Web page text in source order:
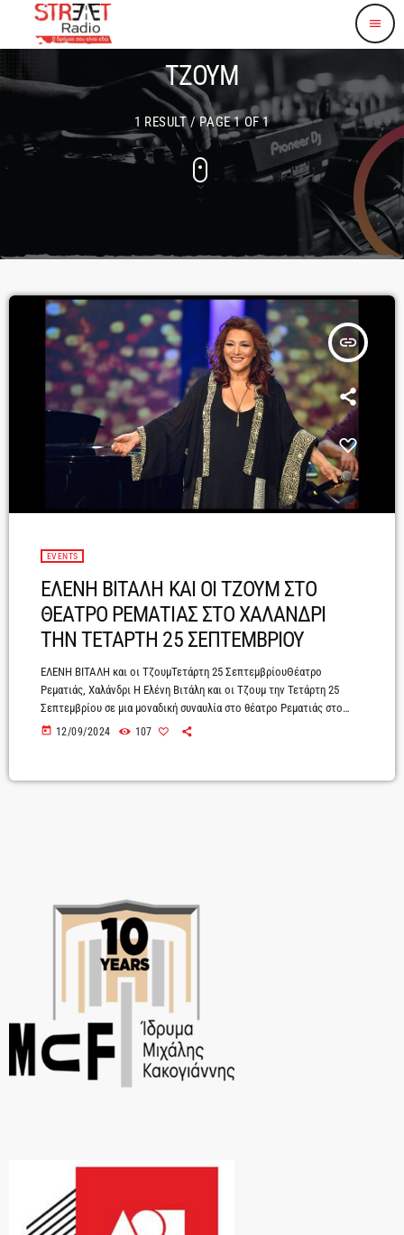
menu
ΤΖΟΥΜ
1 RESULT / PAGE 1 OF 1
insert_link
EVENTS
ΕΛΕΝΗ ΒΙΤΑΛΗ ΚΑΙ ΟΙ ΤΖΟΥΜ ΣΤΟ
ΘΕΑΤΡΟ ΡΕΜΑΤΙΑΣ ΣΤΟ ΧΑΛΑΝΔΡΙ
ΤΗΝ ΤΕΤΑΡΤΗ 25 ΣΕΠΤΕΜΒΡΙΟΥ
ΕΛΕΝΗ ΒΙΤΑΛΗ και οι ΤζουμΤετάρτη 25 ΣεπτεμβρίουΘέατρο
Ρεματιάς, Χαλάνδρι Η Ελένη Βιτάλη και οι Τζουμ την Τετάρτη 25
Σεπτεμβρίου σε μια μοναδική συναυλία στο θέατρο Ρεματιάς στο
Χαλάνδρι.Η φωνή της Ελένης Βιτάλη έχει σημαδέψει το ελληνικό
πάντα με την ίδια χαρακτηριστική αλήθεια και συγκίνηση.Μια βραδιά -
today 12/09/2024 107